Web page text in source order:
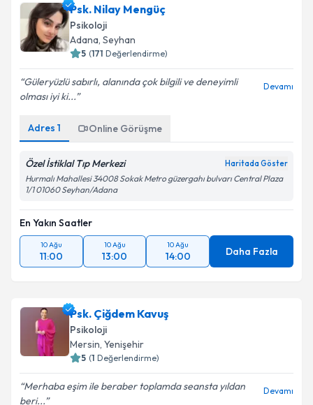
Psk. Nilay Mengüç
Psikoloji
Adana, Seyhan
5 (171 Değerlendirme)
Güleryüzlü sabırlı, alanında çok bilgili ve deneyimli
olması iyi ki...
Devamı
Adres 1 Online Görüşme
Özel İstiklal Tıp Merkezi Haritada Göster
Hurmalı Mahallesi 34008 Sokak Metro güzergahı bulvarı Central Plaza
1/1 01060 Seyhan/Adana
En Yakın Saatler
10 Ağu
11:00
10 Ağu
13:00
10 Ağu
14:00 Daha Fazla
Psk. Çiğdem Kavuş
Psikoloji
Mersin, Yenişehir
5 (1 Değerlendirme)
Merhaba eşim ile beraber toplamda seansta yıldan
beri...
Devamı